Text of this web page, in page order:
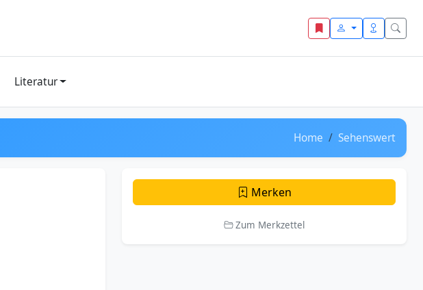
Literatur
Home Sehenswert
Merken
Zum Merkzettel